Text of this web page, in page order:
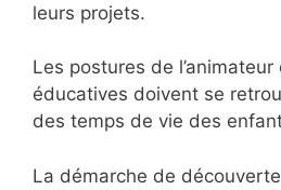
leurs projets.
Les postures de
éducatives doivent se
des temps de vie des
La démarche de